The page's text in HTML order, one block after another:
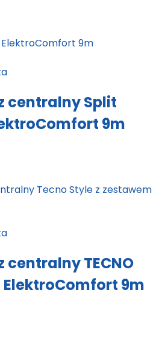
centralny Split
9m
centralny TECNO
ElektroComfort 9m